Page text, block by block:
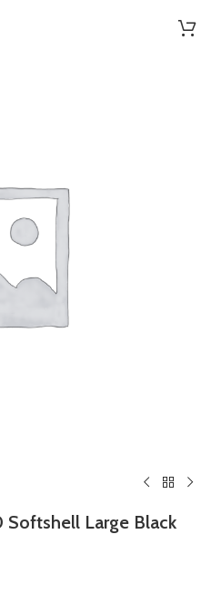
Softshell Large Black